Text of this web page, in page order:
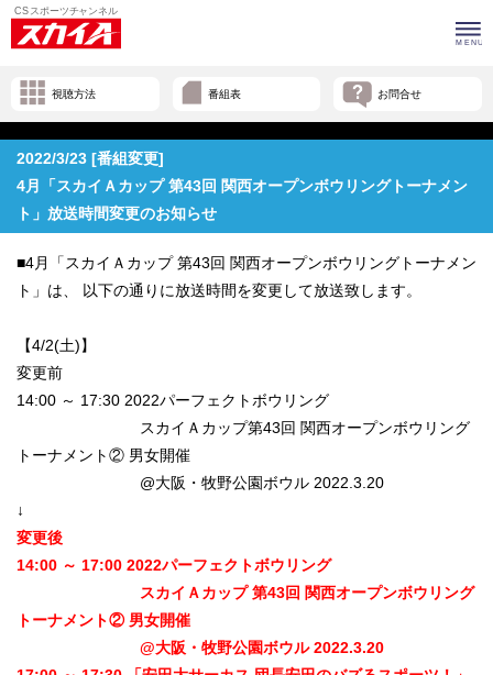
視聴方法 番組表 お問合せ
2022/3/23 [番組変更]
4月「スカイＡカップ 第43回 関西オープンボウリングトーナメン
ト」放送時間変更のお知らせ
■4月「スカイＡカップ 第43回 関西オープンボウリングトーナメン
ト」は、 以下の通りに放送時間を変更して放送致します。
【4/2(土)】
変更前
14:00 ～ 17:30 2022パーフェクトボウリング
スカイＡカップ第43回 関西オープンボウリング
トーナメント② 男女開催
@大阪・牧野公園ボウル 2022.3.20
↓
変更後
14:00 ～ 17:00 2022パーフェクトボウリング
スカイＡカップ 第43回 関西オープンボウリング
トーナメント② 男女開催
@大阪・牧野公園ボウル 2022.3.20